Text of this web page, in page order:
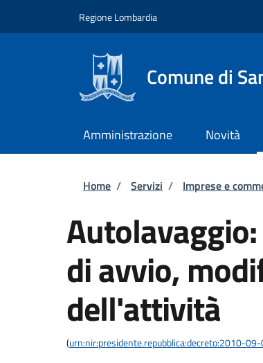
Regione Lombardia
Comune di
Amministrazione Novità
Briciole di
Home / Servizi / Imprese e
di avvio,
dell'attività
(urn:nir:presidente.repubblica:decreto:2010-